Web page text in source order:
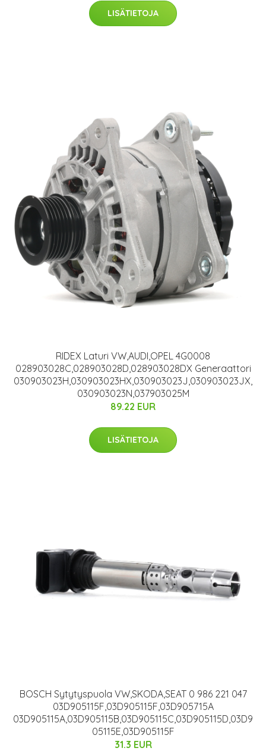
LISÄTIETOJA
RIDEX Laturi VW,AUDI,OPEL 4G0008
028903028C,028903028D,028903028DX Generaattori
030903023H,030903023HX,030903023J,030903023JX,
030903023N,037903025M
89.22 EUR
LISÄTIETOJA
BOSCH Sytytyspuola VW,SKODA,SEAT 0 986 221 047
03D905115F,03D905115F,03D905715A
03D905115A,03D905115B,03D905115C,03D905115D,03D9
05115E,03D905115F
31.3 EUR